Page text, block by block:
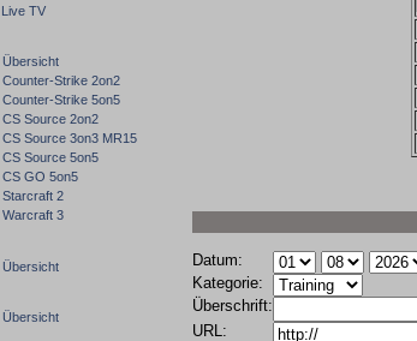
Live TV
Übersicht
Counter-Strike 2on2
Counter-Strike 5on5
CS Source 2on2
CS Source 3on3 MR15
CS Source 5on5
CS GO 5on5
Starcraft 2
Warcraft 3
Übersicht
Übersicht
Datum:
Kategorie:
Überschrift:
URL: